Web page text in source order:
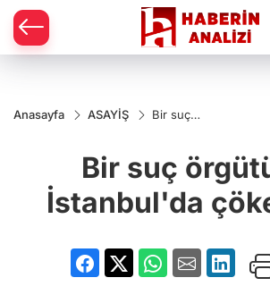
Anasayfa ASAYİŞ
Bir suç
çökertildi!
Bir suç
İstanbul'da